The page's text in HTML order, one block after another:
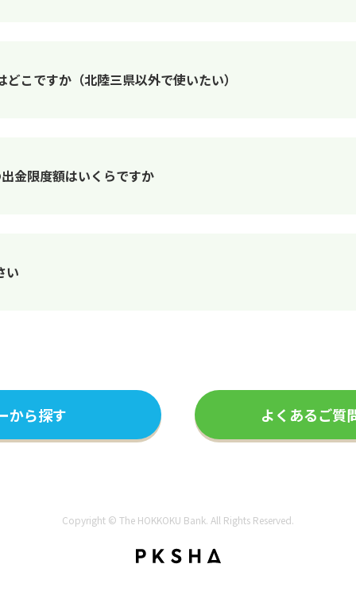
こですか（北陸三県以外で使いたい）
金限度額はいくらですか
い
から探す よくあるご質
Copyright © The HOKKOKU Bank. All Rights Reserved.